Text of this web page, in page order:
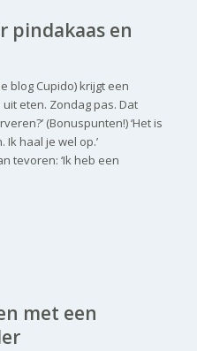
pindakaas en
blog Cupido) krijgt een
eten. Zondag pas. Dat
(Bonuspunten!) ‘Het is
haal je wel op.’
tevoren: ‘Ik heb een
met een